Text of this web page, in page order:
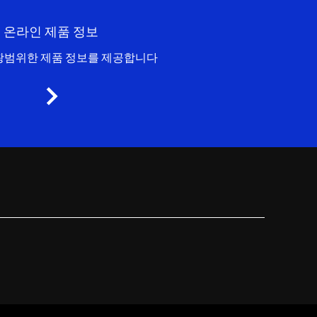
온라인 제품 정보
범위한 제품 정보를 제공합니다